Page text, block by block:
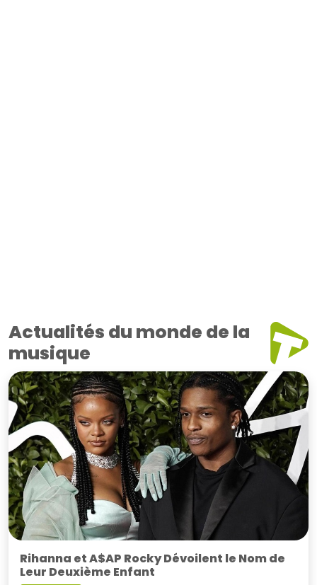
Actualités du monde de la
musique
Rihanna et A$AP Rocky Dévoilent le Nom de
Leur Deuxième Enfant